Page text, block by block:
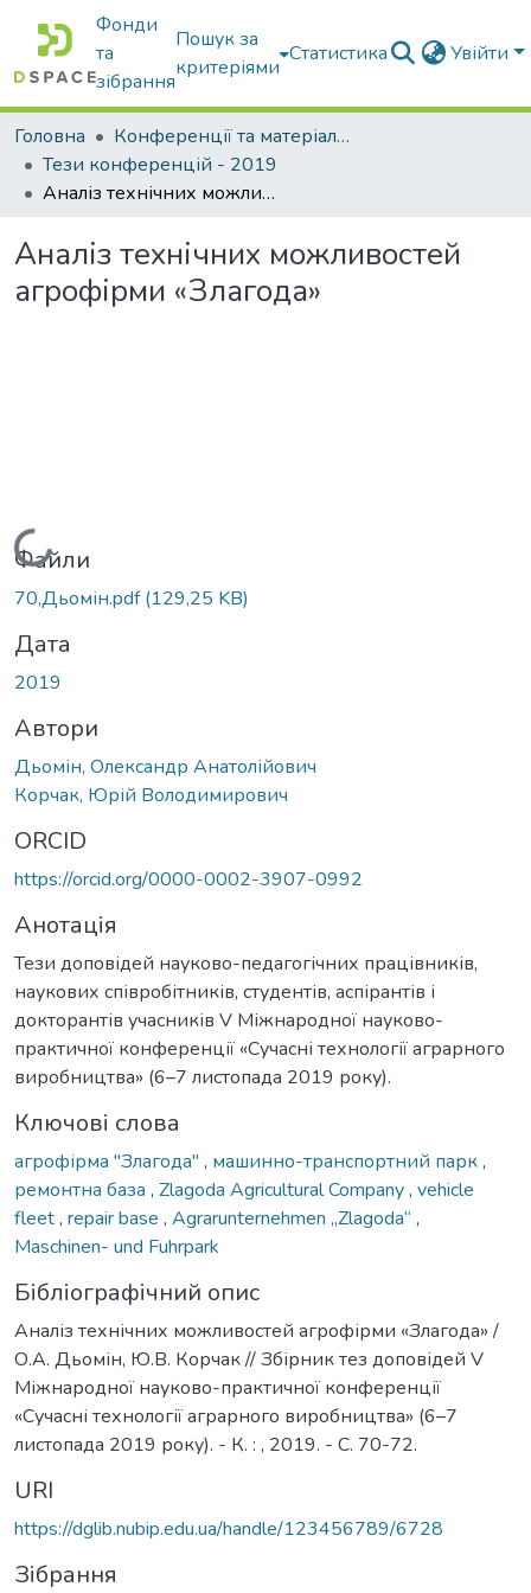
Фонди
та
зібрання
Пошук за
критеріями
Статистика Увійти
Головна
Конференції та матеріали конференцій
Тези конференцій - 2019
Аналіз технічних можливостей агрофірми «Злагода»
Аналіз технічних можливостей
агрофірми «Злагода»
Вантажиться...
Файли
70,Дьомін.pdf(129,25 KB)
Дата
2019
Автори
Дьомін, Олександр Анатолійович
Корчак, Юрій Володимирович
ORCID
https://orcid.org/0000-0002-3907-0992
Анотація
Тези доповідей науково-педагогічних працівників,
наукових співробітників, студентів, аспірантів і
докторантів учасників V Міжнародної науково-
практичної конференції «Сучасні технології аграрного
виробництва» (6–7 листопада 2019 року).
Ключові слова
агрофірма "Злагода" , машинно-транспортний парк,
ремонтна база , Zlagoda Agricultural Company, vehicle
fleet, repair base , Agrarunternehmen „Zlagoda“ ,
Maschinen- und Fuhrpark
Бібліографічний опис
Аналіз технічних можливостей агрофірми «Злагода» /
О.А. Дьомін, Ю.В. Корчак // Збірник тез доповідей V
Міжнародної науково-практичної конференції
«Сучасні технології аграрного виробництва» (6–7
листопада 2019 року). - К. : , 2019. - С. 70-72.
URI
https://dglib.nubip.edu.ua/handle/123456789/6728
Зібрання